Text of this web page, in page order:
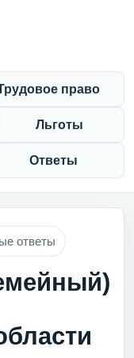
право
Льготы
Ответы
ответы